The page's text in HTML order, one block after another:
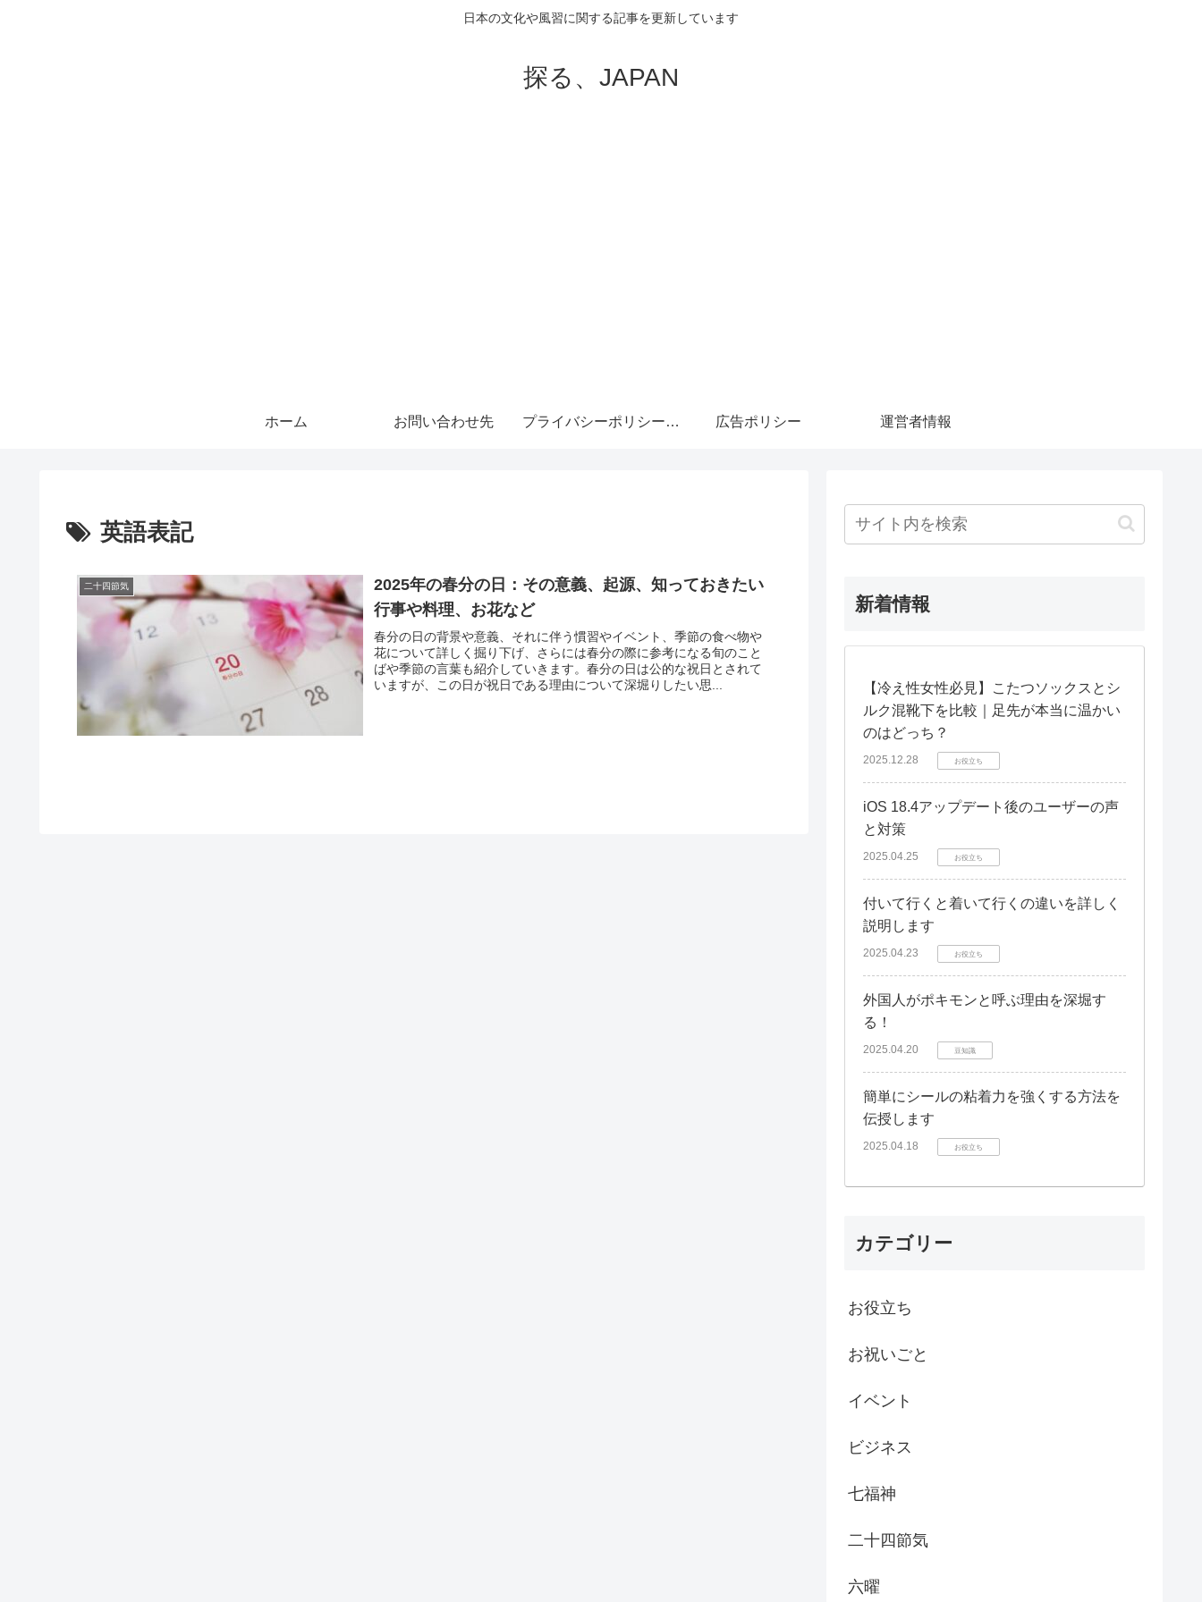
日本の文化や風習に関する記事を更新しています
探る、JAPAN
ホーム お問い合わせ先 プライバシーポリシー・免責事項 広告ポリシー 運営者情報
英語表記
二十四節気
2025年の春分の日：その意義、起源、知っておきたい
行事や料理、お花など
春分の日の背景や意義、それに伴う慣習やイベント、季節の食べ物や
花について詳しく掘り下げ、さらには春分の際に参考になる旬のこと
ばや季節の言葉も紹介していきます。春分の日は公的な祝日とされて
いますが、この日が祝日である理由について深堀りしたい思...
新着情報
【冷え性女性必見】こたつソックスとシ
ルク混靴下を比較｜足先が本当に温かい
のはどっち？
2025.12.28 お役立ち
iOS 18.4アップデート後のユーザーの声
と対策
2025.04.25 お役立ち
付いて行くと着いて行くの違いを詳しく
説明します
2025.04.23 お役立ち
外国人がポキモンと呼ぶ理由を深堀す
る！
2025.04.20 豆知識
簡単にシールの粘着力を強くする方法を
伝授します
2025.04.18 お役立ち
カテゴリー
お役立ち
お祝いごと
イベント
ビジネス
七福神
二十四節気
六曜